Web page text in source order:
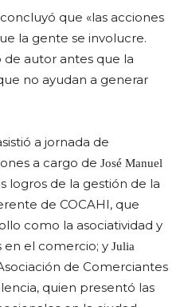
que «las acciones
la gente se involucre.
autor antes que la
no ayudan a generar
a jornada de
a cargo de José Manuel
logros de la gestión de la
de COCAHI, que
como la asociatividad y
en el comercio; y Julia
de Comerciantes
quien presentó las